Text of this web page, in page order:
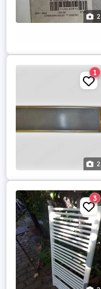
2
2
1
3